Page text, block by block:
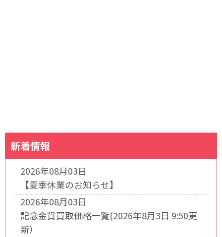
新着情報
2026年08月03日
【夏季休業のお知らせ】
2026年08月03日
記念金貨買取価格一覧(2026年8月3日 9:50更
新）